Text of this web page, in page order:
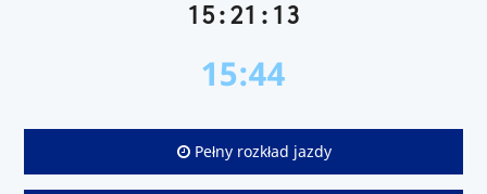
15:21:13
15:44
Pełny rozkład jazdy